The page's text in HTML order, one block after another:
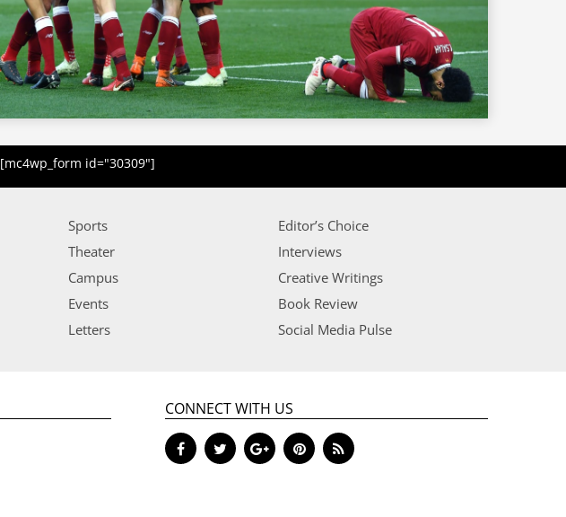
[mc4wp_form id="30309"]
Sports
Theater
Campus
Events
Letters
Editor’s Choice
Interviews
Creative Writings
Book Review
Social Media Pulse
CONNECT WITH US